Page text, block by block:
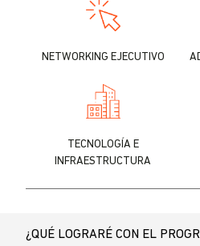
NETWORKING EJECUTIVO
TECNOLOGÍA E
INFRAESTRUCTURA
¿QUÉ LOGRARÉ CON EL